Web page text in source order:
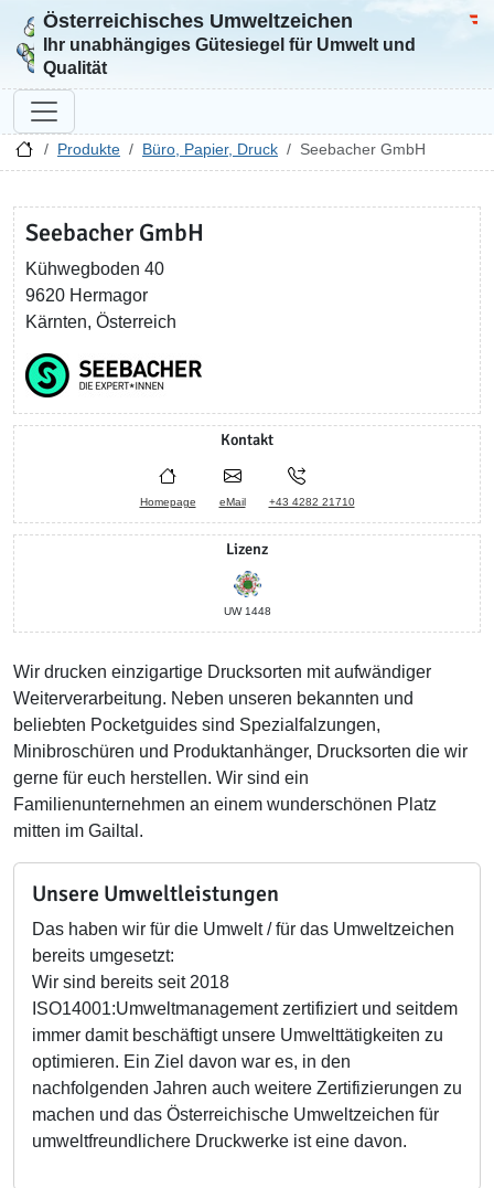
Zur Startseite
Österreichisches Umweltzeichen
Ihr unabhängiges Gütesiegel für Umwelt und
Qualität
Produkte Büro, Papier, Druck Seebacher GmbH
Seebacher GmbH
Kühwegboden 40
9620 Hermagor
Kärnten, Österreich
Kontakt
Homepage eMail +43 4282 21710
Lizenz
UW 1448
Wir drucken einzigartige Drucksorten mit aufwändiger
Weiterverarbeitung. Neben unseren bekannten und
beliebten Pocketguides sind Spezialfalzungen,
Minibroschüren und Produktanhänger, Drucksorten die wir
gerne für euch herstellen. Wir sind ein
Familienunternehmen an einem wunderschönen Platz
mitten im Gailtal.
Unsere Umweltleistungen
Das haben wir für die Umwelt / für das Umweltzeichen
bereits umgesetzt:
Wir sind bereits seit 2018
ISO14001:Umweltmanagement zertifiziert und seitdem
immer damit beschäftigt unsere Umwelttätigkeiten zu
optimieren. Ein Ziel davon war es, in den
nachfolgenden Jahren auch weitere Zertifizierungen zu
machen und das Österreichische Umweltzeichen für
umweltfreundlichere Druckwerke ist eine davon.